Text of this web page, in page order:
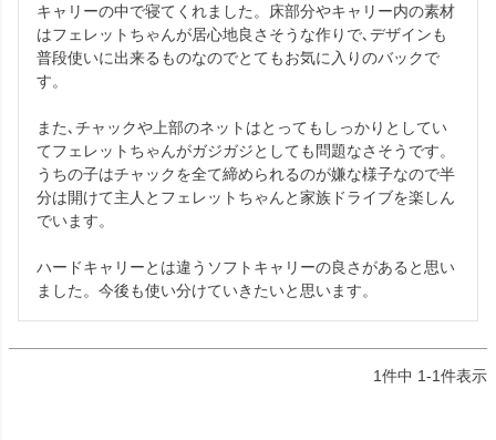
キャリーの中で寝てくれました。床部分やキャリー内の素材
はフェレットちゃんが居心地良さそうな作りで､デザインも
普段使いに出来るものなのでとてもお気に入りのバックで
す。
また､チャックや上部のネットはとってもしっかりとしてい
てフェレットちゃんがガジガジとしても問題なさそうです。
うちの子はチャックを全て締められるのが嫌な様子なので半
分は開けて主人とフェレットちゃんと家族ドライブを楽しん
でいます。
ハードキャリーとは違うソフトキャリーの良さがあると思い
ました。今後も使い分けていきたいと思います。
1件中 1-1件表示